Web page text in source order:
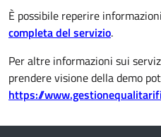
È possibile reperire
completa del servizio.
Per altre informazioni sui
prendere visione della demo
https://